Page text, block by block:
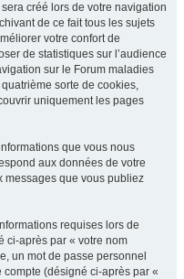
créé lors de votre navigation
de ce fait tous les sujets
votre confort de
de statistiques sur l’audience
sur le Forum maladies
sorte de cookies,
uniquement les pages
que vous nous
aux données de votre
messages que vous publiez
requises lors de
ci-après par « votre nom
un mot de passe personnel
(désigné ci-après par «